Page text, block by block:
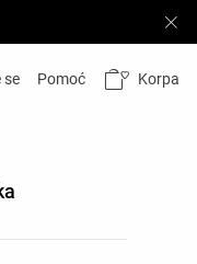
se Pomoć Korpa